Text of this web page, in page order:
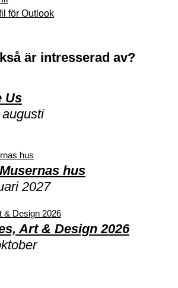
för Outlook
är intresserad av?
Us
hus
2027
Art & Design 2026